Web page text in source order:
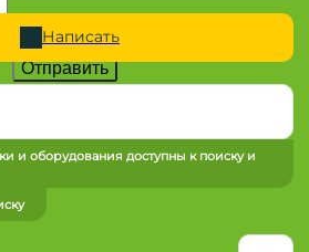
Написать
и оборудования доступны к поиску и
Отправить